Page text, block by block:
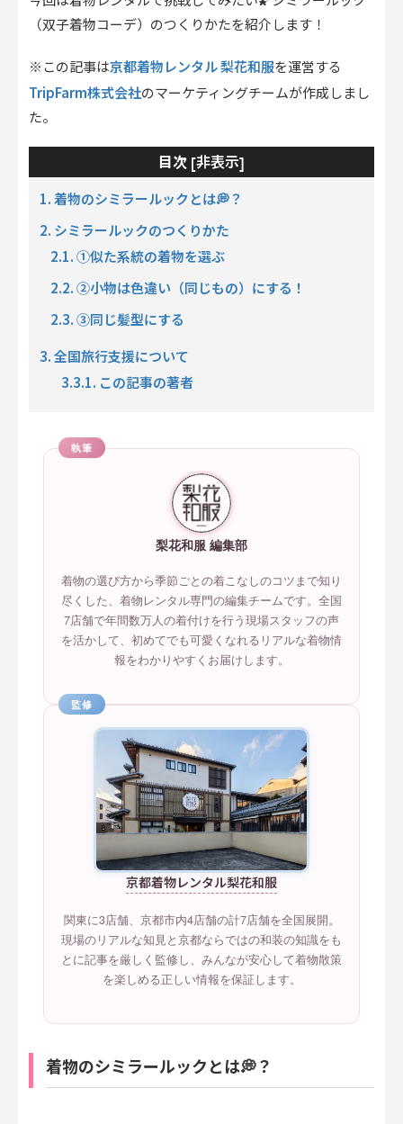
（双子着物コーデ）のつくりかたを紹介します！
※この記事は京都着物レンタル 梨花和服を運営する
TripFarm株式会社のマーケティングチームが作成しまし
た。
目次 [非表示]
1. 着物のシミラールックとは💭？
2. シミラールックのつくりかた
2.1. ①似た系統の着物を選ぶ
2.2. ②小物は色違い（同じもの）にする！
2.3. ③同じ髪型にする
3. 全国旅行支援について
3.3.1. この記事の著者
執筆
梨花和服 編集部
着物の選び方から季節ごとの着こなしのコツまで知り
尽くした、着物レンタル専門の編集チームです。全国
7店舗で年間数万人の着付けを行う現場スタッフの声
を活かして、初めてでも可愛くなれるリアルな着物情
報をわかりやすくお届けします。
監修
京都着物レンタル梨花和服
関東に3店舗、京都市内4店舗の計7店舗を全国展開。
現場のリアルな知見と京都ならではの和装の知識をも
とに記事を厳しく監修し、みんなが安心して着物散策
を楽しめる正しい情報を保証します。
着物のシミラールックとは💭？